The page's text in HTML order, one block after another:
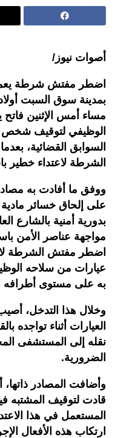
أصوات نيوز/
اضطر مفتش شرطة يعمل
بمدينة سوق السبت أولاد
مساء أمس الإثنين فاتح
السوابق القضائية،
الشرطة لاعتداء خطير
ووفق ما أفادت به
على إلحاق خسائر مادية
بدورية أمنية بالشارع
مواجهة عناصر الأمن
اضطر مفتش الشرطة
عيارات من سلاحه
به على مستوى أطرافه
وخلال هذا التدخل،
العيارات أثناء
نقله إلى المستشفى
الضرورية.
وأضافت المصادر ذاتها،
قادت لتوقيف المشتبه
المستعمل في هذا
ارتكاب هذه الأفعال